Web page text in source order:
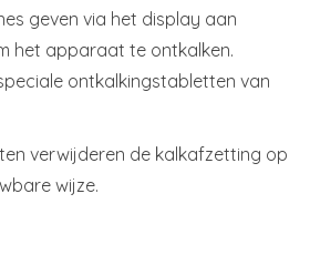
geven via het display aan
het apparaat te ontkalken.
ontkalkingstabletten van
verwijderen de kalkafzetting op
wijze.